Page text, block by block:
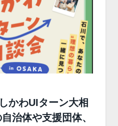
かわUIターン大相
治体や支援団体、